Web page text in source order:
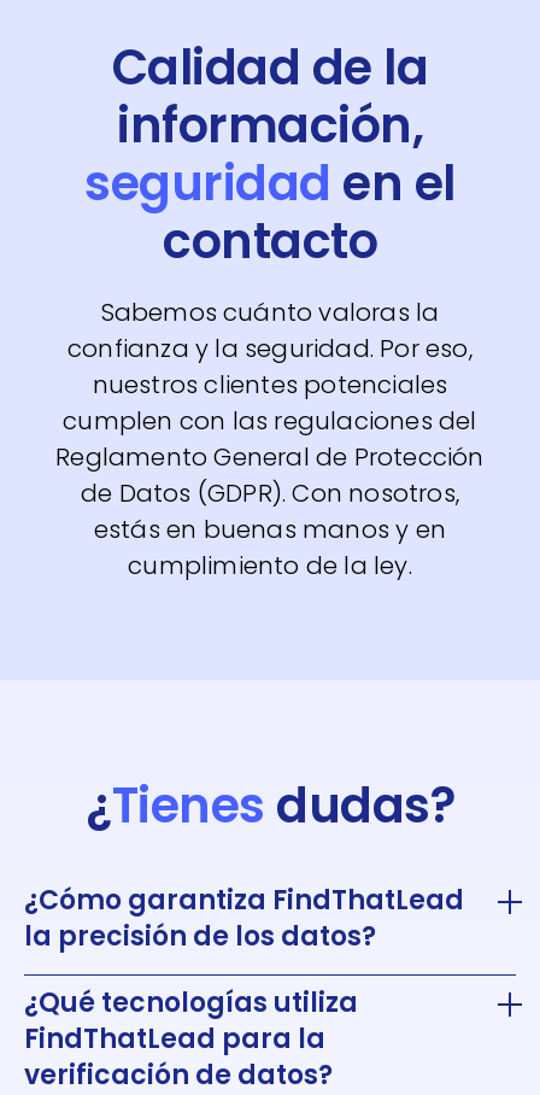
Calidad de la
información,
seguridad en el
contacto
Sabemos cuánto valoras la
confianza y la seguridad. Por eso,
nuestros clientes potenciales
cumplen con las regulaciones del
Reglamento General de Protección
de Datos (GDPR). Con nosotros,
estás en buenas manos y en
cumplimiento de la ley.
¿Tienes dudas?
¿Cómo garantiza FindThatLead
la precisión de los datos?
¿Qué tecnologías utiliza
FindThatLead para la
verificación de datos?